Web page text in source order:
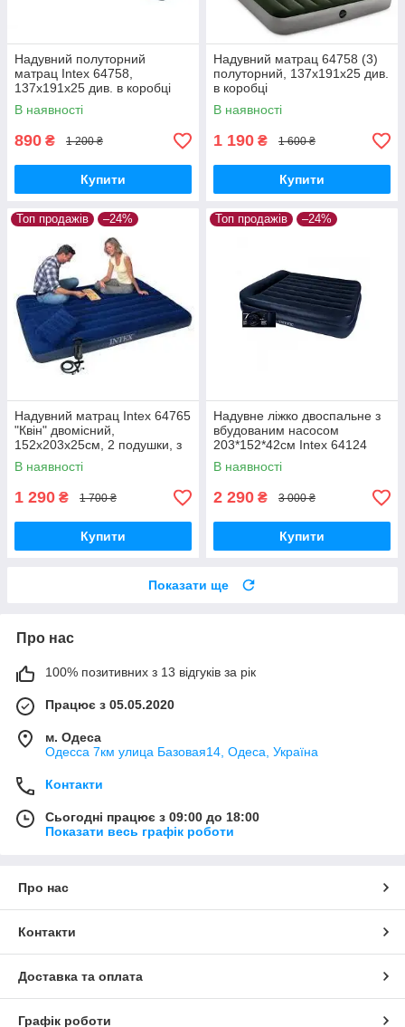
Надувний полуторний
матрац Intex 64758,
137х191х25 див. в коробці
В наявності
890 ₴ 1 200 ₴
Купити
Надувний матрац 64758 (3)
полуторний, 137х191х25 див.
в коробці
В наявності
1 190 ₴ 1 600 ₴
Купити
Топ продажів –24%
Надувний матрац Intex 64765
"Квін" двомісний,
152х203х25см, 2 подушки, з
ручним насосом
В наявності
1 290 ₴ 1 700 ₴
Купити
Топ продажів –24%
Надувне ліжко двоспальне з
вбудованим насосом
203*152*42см Intex 64124
В наявності
2 290 ₴ 3 000 ₴
Купити
Показати ще
Про нас
100% позитивних з 13 відгуків за рік
Працює з 05.05.2020
м. Одеса
Одесса 7км улица Базовая14, Одеса, Україна
Контакти
Сьогодні працює з 09:00 до 18:00
Показати весь графік роботи
Про нас
Контакти
Доставка та оплата
Графік роботи